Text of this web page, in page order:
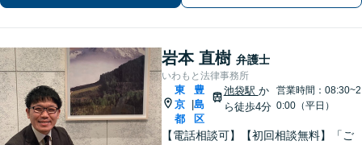
岩本 直樹 弁護士
いわもと法律事務所
東
京
都
豊
島
区
池袋駅 か
ら徒歩4分
営業時間：08:30~2
0:00（平日）
【電話相談可】【初回相談無料】「ご